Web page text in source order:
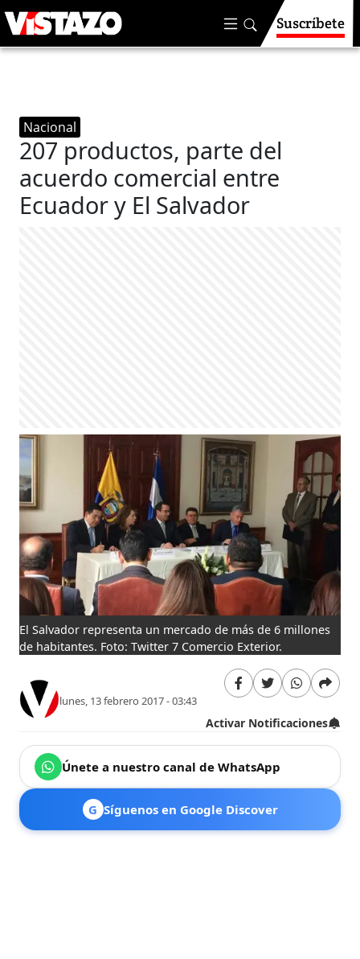
Suscríbete
Nacional
207 productos, parte del
acuerdo comercial entre
Ecuador y El Salvador
El Salvador representa un mercado de más de 6 millones
de habitantes. Foto: Twitter 7 Comercio Exterior.
lunes, 13 febrero 2017 - 03:43
Activar Notificaciones
Únete a nuestro canal de WhatsApp
G Síguenos en Google Discover